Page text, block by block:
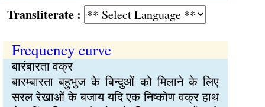
:
Frequency curve
बारंबारता वक्र
बारम्बारता बहुभुज के बिन्दुओं को मिलाने के लिए
सरल रेखाओं के बजाय यदि एक निष्कोण वक्र हाथ